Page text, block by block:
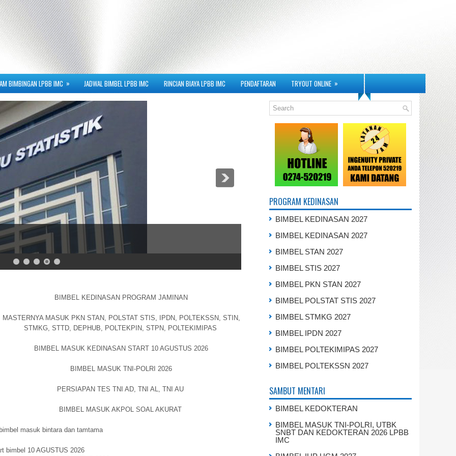
BIMBINGAN LPBB IMC » JADWAL BIMBEL LPBB IMC RINCIAN BIAYA LPBB IMC PENDAFTARAN TRYOUT ONLINE »
BIMBEL KEDINASAN PROGRAM JAMINAN
MASTERNYA MASUK PKN STAN, POLSTAT STIS, IPDN, POLTEKSSN, STIN,
STMKG, STTD, DEPHUB, POLTEKPIN, STPN, POLTEKIMIPAS
BIMBEL MASUK KEDINASAN START 10 AGUSTUS 2026
BIMBEL MASUK TNI-POLRI 2026
PERSIAPAN TES TNI AD, TNI AL, TNI AU
BIMBEL MASUK AKPOL SOAL AKURAT
masuk bintara dan tamtama
bimbel 10 AGUSTUS 2026
PROGRAM KEDINASAN
BIMBEL KEDINASAN 2027
BIMBEL KEDINASAN 2027
BIMBEL STAN 2027
BIMBEL STIS 2027
BIMBEL PKN STAN 2027
BIMBEL POLSTAT STIS 2027
BIMBEL STMKG 2027
BIMBEL IPDN 2027
BIMBEL POLTEKIMIPAS 2027
BIMBEL POLTEKSSN 2027
SAMBUT MENTARI
BIMBEL KEDOKTERAN
BIMBEL MASUK TNI-POLRI, UTBK
SNBT DAN KEDOKTERAN 2026 LPBB
IMC